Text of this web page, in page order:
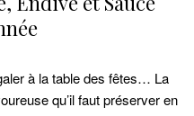
à la table des fêtes… La
qu’il faut préserver en